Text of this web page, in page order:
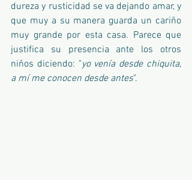
dureza y rusticidad se va dejando amar, y
que muy a su manera guarda un cariño
muy grande por esta casa. Parece que
justifica su presencia ante los otros
niños diciendo: "yo venía desde chiquita,
a mí me conocen desde antes".